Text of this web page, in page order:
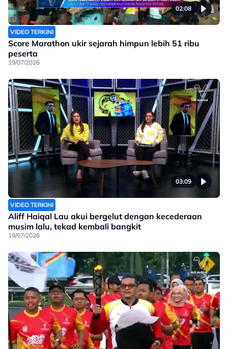
02:08
VIDEO TERKINI
Score Marathon ukir sejarah himpun lebih 51 ribu
peserta
19/07/2026
03:09
VIDEO TERKINI
Aliff Haiqal Lau akui bergelut dengan kecederaan
musim lalu, tekad kembali bangkit
19/07/2026